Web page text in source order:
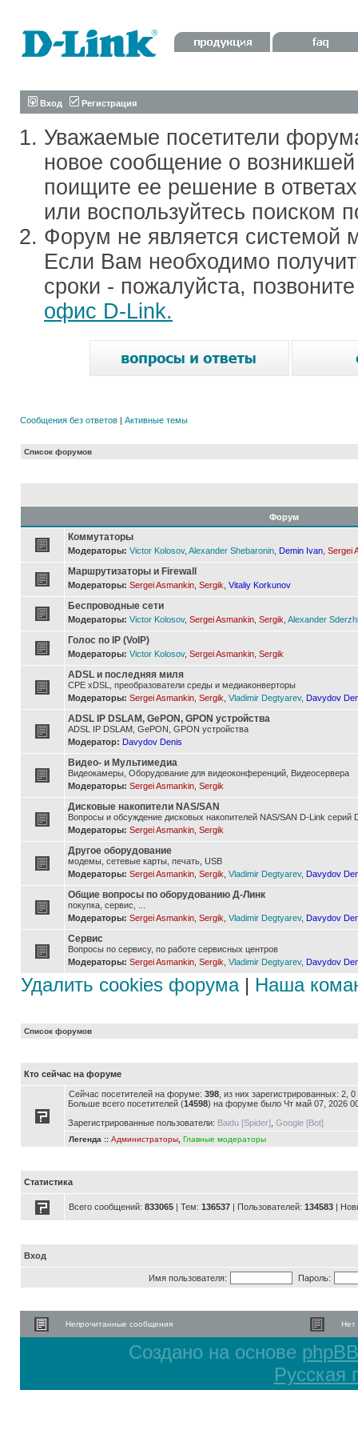
Вход Регистрация
Уважаемые посетители
новое сообщение о
поищите ее решение в
или воспользуйтесь поиском
Форум не является системой
Если Вам необходимо
сроки - пожалуйста,
офис D-Link.
Сообщения без ответов | Активные темы
Список форумов
Форум
Коммутаторы
Модераторы: Victor Kolosov, Alexander Shebaronin Demin Ivan Sergei
Маршрутизаторы и Firewall
Модераторы: Sergei Asmankin Sergik Vitaliy Korkunov
Беспроводные сети
Модераторы: Victor Kolosov, Sergei Asmankin Sergik Alexander
Голос по IP (VoIP)
Модераторы: Victor Kolosov, Sergei Asmankin Sergik
ADSL и последняя миля
CPE xDSL, преобразователи среды и медиаконверторы
Модераторы: Sergei Asmankin Sergik Vladimir Degtyarev, Davydov
ADSL IP DSLAM, GePON, GPON устройства
ADSL IP DSLAM, GePON, GPON устройства
Модератор: Davydov Denis
Видео- и Мультимедиа
Видеокамеры, Оборудование для видеоконференций, Видеосервера
Модераторы: Sergei Asmankin Sergik
Дисковые накопители NAS/SAN
Вопросы и обсуждение дисковых накопителей NAS/SAN D-Link серий
Модераторы: Sergei Asmankin Sergik
Другое оборудование
модемы, сетевые карты, печать, USB
Модераторы: Sergei Asmankin Sergik Vladimir Degtyarev, Davydov
Общие вопросы по оборудованию Д-Линк
покупка, сервис, ...
Модераторы: Sergei Asmankin Sergik Vladimir Degtyarev, Davydov
Сервис
Вопросы по сервису, по работе сервисных центров
Модераторы: Sergei Asmankin Sergik Vladimir Degtyarev, Davydov
Удалить cookies форума| Наша
Список форумов
Кто сейчас на форуме
Сейчас посетителей на форуме: 398 , из них зарегистрированных: 2,
Больше всего посетителей (14598) на форуме было Чт май 07, 2026
Зарегистрированные пользователи: Baidu [Spider] Google [Bot]
Легенда :: Администраторы Главные модераторы
Статистика
Всего сообщений: 833065 | Тем: 136537 | Пользователей: 134583 |
Вход
Имя пользователя: Пароль:
Непрочитанные сообщения Нет
Создано на основе phpBB
Русская